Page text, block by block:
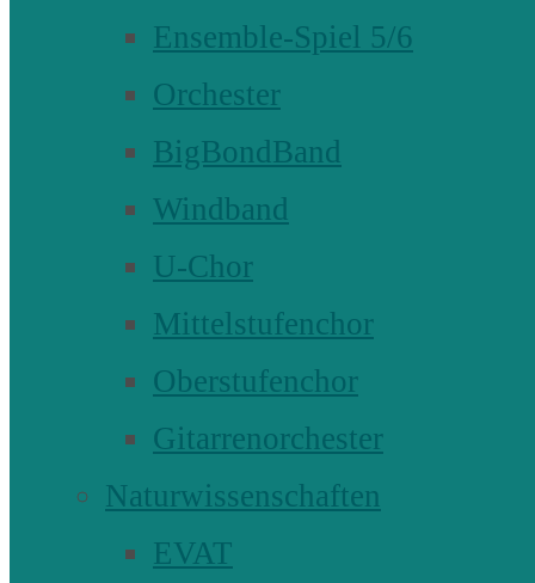
Ensemble-Spiel 5/6
Orchester
BigBondBand
Windband
U-Chor
Mittelstufenchor
Oberstufenchor
Gitarrenorchester
Naturwissenschaften
EVAT